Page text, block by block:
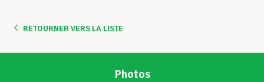
RETOURNER VERS LA LISTE
Photos